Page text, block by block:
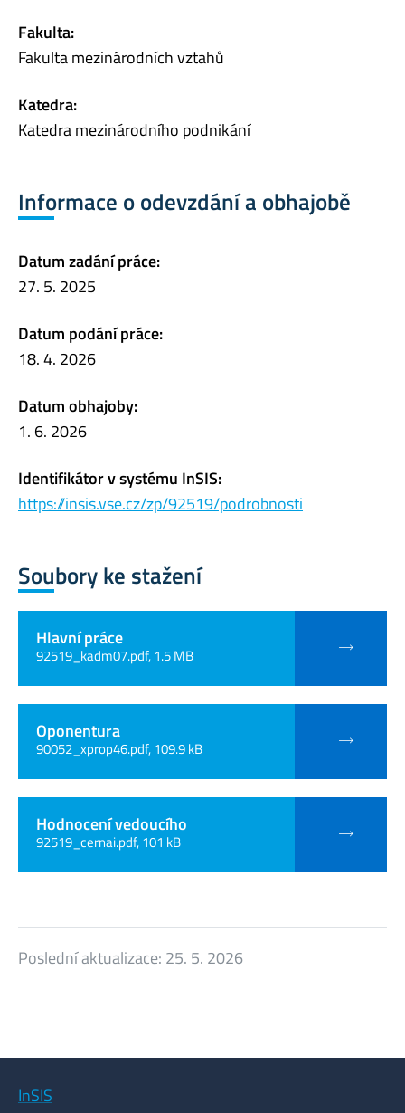
Fakulta:
Fakulta mezinárodních vztahů
Katedra:
Katedra mezinárodního podnikání
Informace o odevzdání a obhajobě
Datum zadání práce:
27. 5. 2025
Datum podání práce:
18. 4. 2026
Datum obhajoby:
1. 6. 2026
Identifikátor v systému InSIS:
https://insis.vse.cz/zp/92519/podrobnosti
Soubory ke stažení
Hlavní práce
92519_kadm07.pdf, 1.5 MB
Oponentura
90052_xprop46.pdf, 109.9 kB
Hodnocení vedoucího
92519_cernai.pdf, 101 kB
Poslední aktualizace: 25. 5. 2026
InSIS